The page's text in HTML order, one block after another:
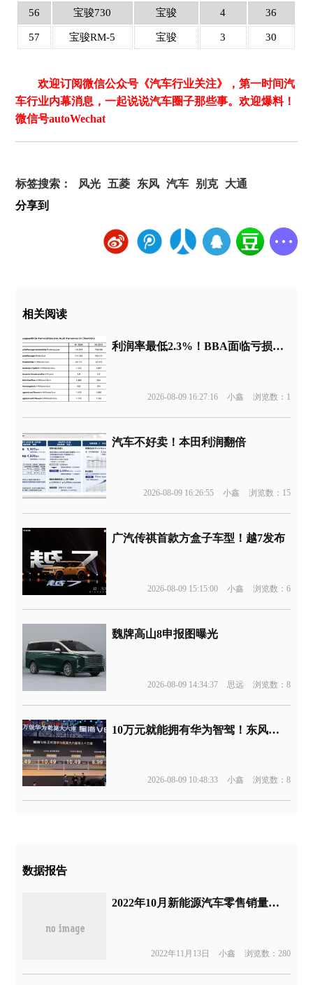
56 宝骏730 宝骏 4 36
57 宝骏RM-5 宝骏 3 30
欢迎订阅微信公众号《汽车行业关注》，第一时间汽
车行业内幕消息，一起说说汽车圈子那些事。欢迎爆料！
微信号autoWechat
标签搜索： 风光 五菱 东风 汽车 别克
大通
分享到
相关阅读
利润率最低2.3%！BBA面临亏损边缘
2026-08-09 16:27:16 小鑫 浏览数：1
汽车不好卖！本田利润翻倍
2026-08-09 16:26:55 小鑫 浏览数：15
广汽传祺首款方盒子车型！越7发布
2026-08-09 15:15:00 小鑫 浏览数：6
魏牌高山8申报图曝光
2026-08-09 14:34:37 思远 浏览数：8
10万元就能拥有华为智驾！东风新车官宣
2026-08-09 10:48:33 小鑫 浏览数：8
数据报告
2022年10月新能源汽车零售销量榜丨汽车行业关注
2022年11月13日 小鑫 浏览数：280